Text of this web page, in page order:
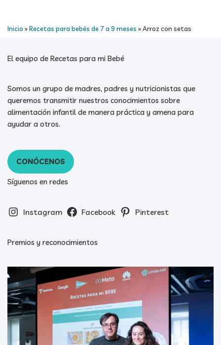
Inicio »Recetas para bebés de 7 a 9 meses »Arroz con setas
El equipo de Recetas para mi Bebé
Somos un grupo de madres, padres y nutricionistas que
queremos transmitir nuestros conocimientos sobre
alimentación infantil de manera práctica y amena para
ayudar a otros.
CONÓCENOS
Síguenos en redes
Instagram Facebook Pinterest
Premios y reconocimientos